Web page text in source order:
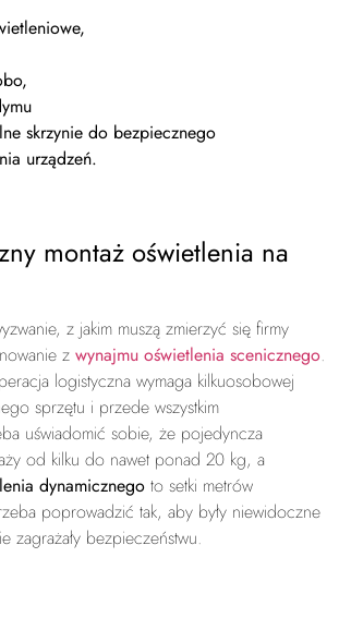
skrzynie do bezpiecznego
urządzeń.
montaż oświetlenia na
z jakim muszą zmierzyć się firmy
z wynajmu oświetlenia scenicznego.
logistyczna wymaga kilkuosobowej
sprzętu i przede wszystkim
uświadomić sobie, że pojedyncza
od kilku do nawet ponad 20 kg, a
dynamicznego to setki metrów
poprowadzić tak, aby były niewidoczne
zagrażały bezpieczeństwu.